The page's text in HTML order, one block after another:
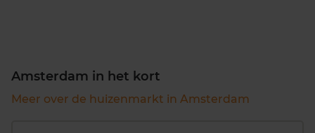
Amsterdam in het kort
Meer over de huizenmarkt in Amsterdam